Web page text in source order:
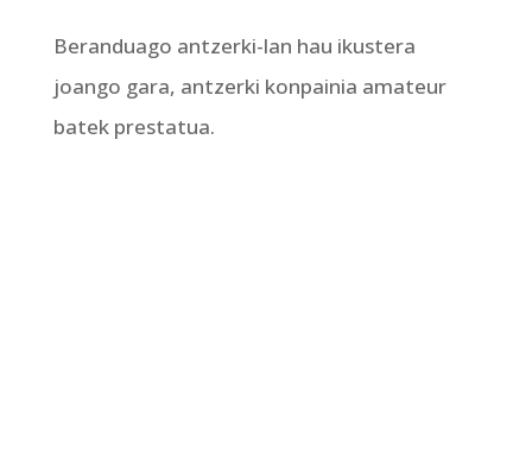
Beranduago antzerki-lan hau ikustera
joango gara, antzerki konpainia amateur
batek prestatua.